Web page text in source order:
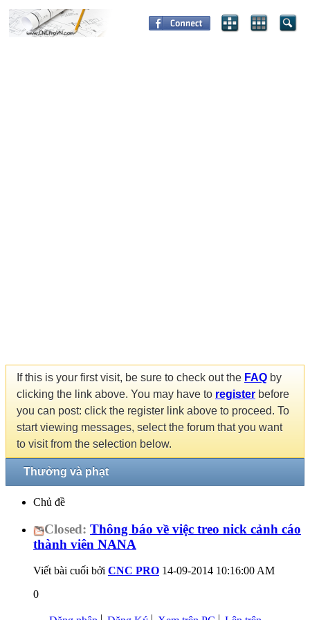
If this is your first visit, be sure to check out the FAQ by
clicking the link above. You may have to register before
you can post: click the register link above to proceed. To
start viewing messages, select the forum that you want
to visit from the selection below.
Thưởng và phạt
Chủ đề
Closed: Thông báo về việc treo nick cảnh cáo
thành viên NANA
Viết bài cuối bởi CNC PRO 14-09-2014 10:16:00 AM
0